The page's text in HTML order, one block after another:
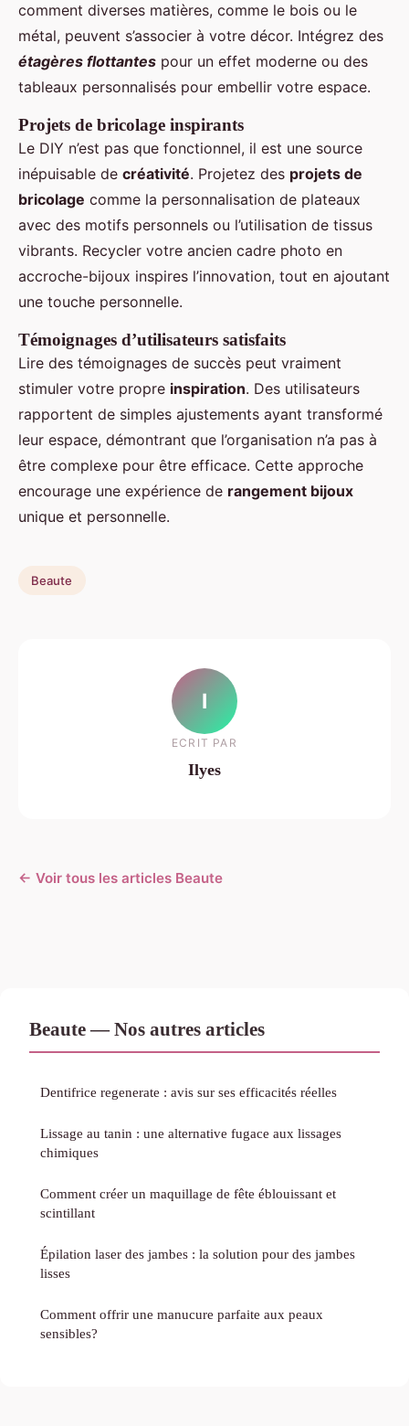
comment diverses matières, comme le bois ou le
métal, peuvent s’associer à votre décor. Intégrez des
étagères flottantes pour un effet moderne ou des
tableaux personnalisés pour embellir votre espace.
Projets de bricolage inspirants
Le DIY n’est pas que fonctionnel, il est une source
inépuisable de créativité. Projetez des projets de
bricolage comme la personnalisation de plateaux
avec des motifs personnels ou l’utilisation de tissus
vibrants. Recycler votre ancien cadre photo en
accroche-bijoux inspires l’innovation, tout en ajoutant
une touche personnelle.
Témoignages d’utilisateurs satisfaits
Lire des témoignages de succès peut vraiment
stimuler votre propre inspiration. Des utilisateurs
rapportent de simples ajustements ayant transformé
leur espace, démontrant que l’organisation n’a pas à
être complexe pour être efficace. Cette approche
encourage une expérience de rangement bijoux
unique et personnelle.
Beaute
I
ECRIT PAR
Ilyes
← Voir tous les articles Beaute
Beaute — Nos autres articles
Dentifrice regenerate : avis sur ses efficacités réelles
Lissage au tanin : une alternative fugace aux lissages
chimiques
Comment créer un maquillage de fête éblouissant et
scintillant
Épilation laser des jambes : la solution pour des jambes
lisses
Comment offrir une manucure parfaite aux peaux
sensibles?